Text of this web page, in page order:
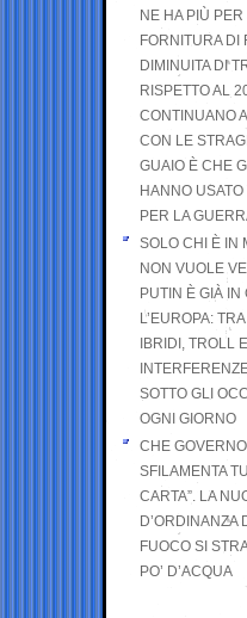
NE HA PIÙ PER
FORNITURA DI
DIMINUITA DI
RISPETTO AL
CONTINUANO
CON LE
GUAIO È CHE
HANNO USATO
PER LA
SOLO CHI È IN
NON VUOLE
PUTIN È GIÀ IN
L’EUROPA: TRA
IBRIDI, TROLL E
SOTTO GLI
OGNI GIORNO
CHE GOVERNO
SFILAMENTA
CARTA”. LA
D’ORDINANZA
FUOCO SI
PO’ D’ACQUA